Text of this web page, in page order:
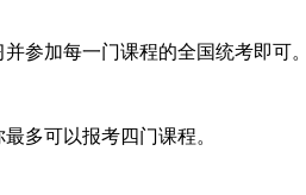
参加每一门课程的全国统考即可
多可以报考四门课程。